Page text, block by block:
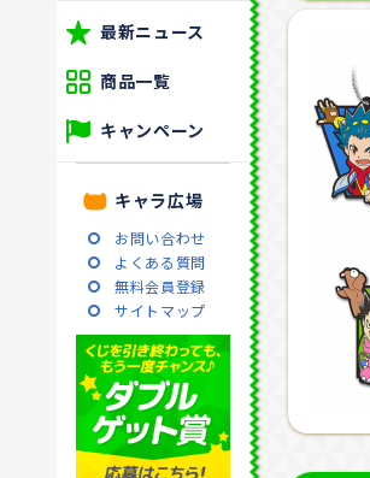
最新ニュース
商品一覧
キャンペーン
キャラ広場
お問い合わせ
よくある質問
無料会員登録
サイトマップ